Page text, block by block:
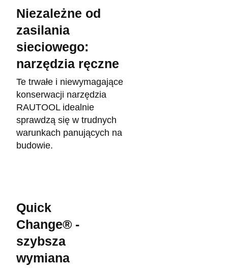
Niezależne od
zasilania
sieciowego:
narzędzia ręczne
Te trwałe i niewymagające
konserwacji narzędzia
RAUTOOL idealnie
sprawdzą się w trudnych
warunkach panujących na
budowie.
Quick
Change® -
szybsza
wymiana